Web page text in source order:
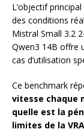
L’objectif
des conditions
Mistral Small 3.2
Qwen3 14B offre
cas d’utilisation
Ce benchmark
vitesse chaque
quelle est la
limites de la